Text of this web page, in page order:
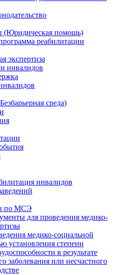
(Юридическая помощь)
реабилитации
экспертиза
инвалидов
среда)
инвалидов
по МСЭ
для проведения медико-
медико-социальной
установления степени
в результате
заболевания или несчастного